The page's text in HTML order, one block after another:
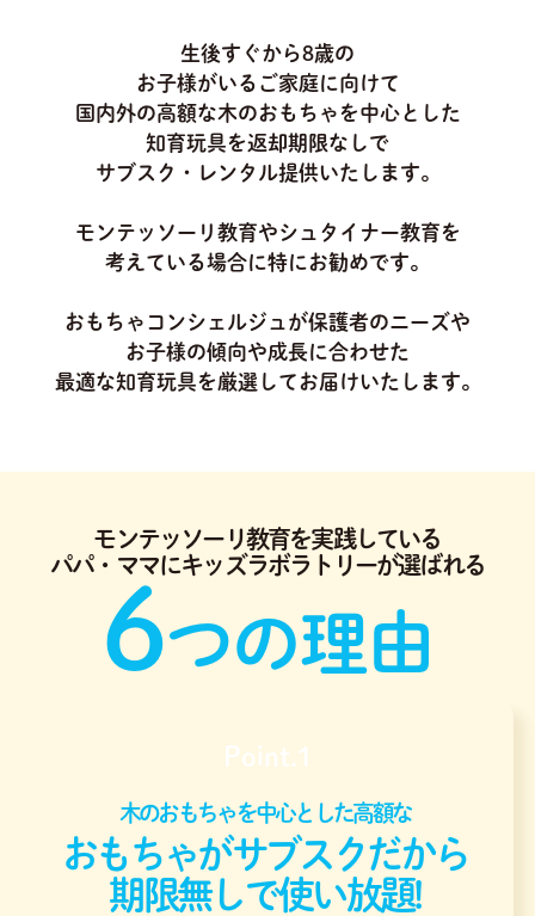
生後すぐから8歳の
お子様がいるご家庭に向けて
国内外の高額な木のおもちゃを中心とした
知育玩具を返却期限なしで
サブスク・レンタル提供いたします。
モンテッソーリ教育やシュタイナー教育を
考えている場合に特にお勧めです。
おもちゃコンシェルジュが保護者のニーズや
お子様の傾向や成長に合わせた
最適な知育玩具を厳選してお届けいたします。
モンテッソーリ教育を実践している
パパ・ママにキッズラボラトリーが選ばれる
6つの理由
Point.1
木のおもちゃを中心とした高額な
おもちゃがサブスクだから
期限無しで使い放題!